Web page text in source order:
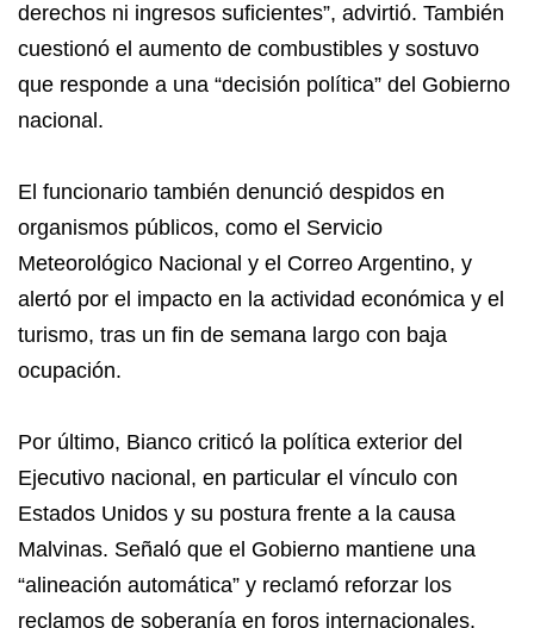
derechos ni ingresos suficientes”, advirtió. También
cuestionó el aumento de combustibles y sostuvo
que responde a una “decisión política” del Gobierno
nacional.
El funcionario también denunció despidos en
organismos públicos, como el Servicio
Meteorológico Nacional y el Correo Argentino, y
alertó por el impacto en la actividad económica y el
turismo, tras un fin de semana largo con baja
ocupación.
Por último, Bianco criticó la política exterior del
Ejecutivo nacional, en particular el vínculo con
Estados Unidos y su postura frente a la causa
Malvinas. Señaló que el Gobierno mantiene una
“alineación automática” y reclamó reforzar los
reclamos de soberanía en foros internacionales.